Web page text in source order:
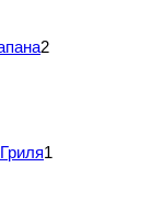
2
1